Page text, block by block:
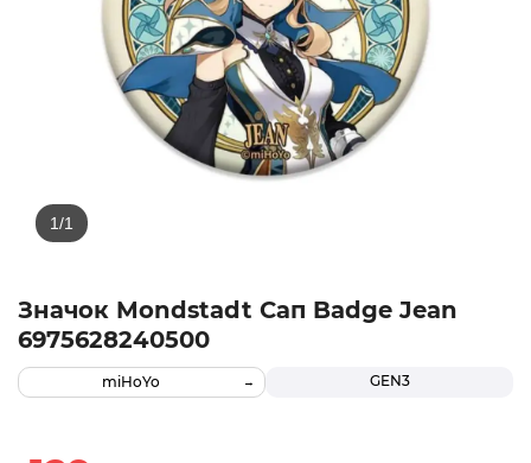
Значок Mondstadt Сап Badge Jean
6975628240500
GEN3
miHoYo